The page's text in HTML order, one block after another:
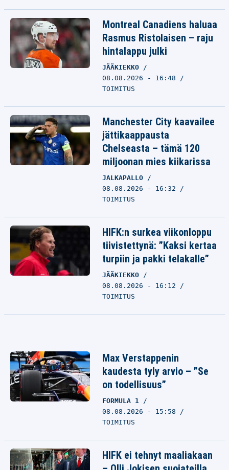
Montreal Canadiens haluaa
Rasmus Ristolaisen – raju
hintalappu julki
JÄÄKIEKKO
08.08.2026 - 16:48
TOIMITUS
Manchester City kaavailee
jättikaappausta
Chelseasta – tämä 120
miljoonan mies kiikarissa
JALKAPALLO
08.08.2026 - 16:32
TOIMITUS
HIFK:n surkea viikonloppu
tiivistettynä: ”Kaksi kertaa
turpiin ja pakki telakalle”
JÄÄKIEKKO
08.08.2026 - 16:12
TOIMITUS
Max Verstappenin
kaudesta tyly arvio – ”Se
on todellisuus”
FORMULA 1
08.08.2026 - 15:58
TOIMITUS
HIFK ei tehnyt maaliakaan